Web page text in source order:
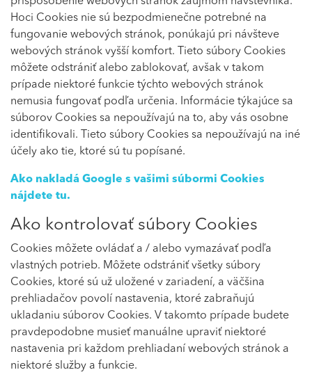
Hoci Cookies nie sú bezpodmienečne potrebné na
fungovanie webových stránok, ponúkajú pri návšteve
webových stránok vyšší komfort. Tieto súbory Cookies
môžete odstrániť alebo zablokovať, avšak v takom
prípade niektoré funkcie týchto webových stránok
nemusia fungovať podľa určenia. Informácie týkajúce sa
súborov Cookies sa nepoužívajú na to, aby vás osobne
identifikovali. Tieto súbory Cookies sa nepoužívajú na iné
účely ako tie, ktoré sú tu popísané.
Ako nakladá Google s vašimi súbormi Cookies
nájdete tu.
Ako kontrolovať súbory Cookies
Cookies môžete ovládať a / alebo vymazávať podľa
vlastných potrieb. Môžete odstrániť všetky súbory
Cookies, ktoré sú už uložené v zariadení, a väčšina
prehliadačov povolí nastavenia, ktoré zabraňujú
ukladaniu súborov Cookies. V takomto prípade budete
pravdepodobne musieť manuálne upraviť niektoré
nastavenia pri každom prehliadaní webových stránok a
niektoré služby a funkcie.